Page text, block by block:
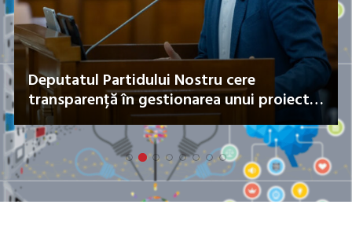
Deputatul Partidului Nostru cere
transparență în gestionarea unui proiect
rutier de 143 de milioane de lei